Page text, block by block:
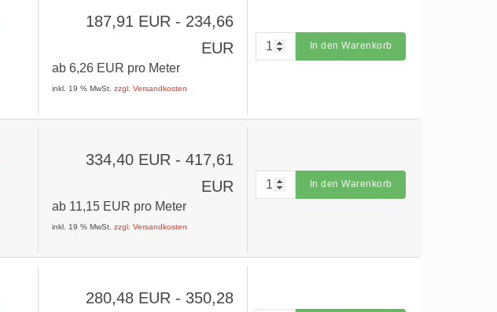
187,91 EUR - 234,66
EUR
ab6,26 EUR pro Meter
inkl. 19 % MwSt.zzgl. Versandkosten
In den Warenkorb
334,40 EUR - 417,61
EUR
ab 11,15 EUR pro Meter
inkl. 19 % MwSt.zzgl. Versandkosten
In den Warenkorb
280,48 EUR - 350,28